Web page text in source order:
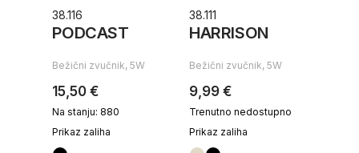
38.116
PODCAST
Bežični zvučnik, 5W
15,50 €
Na stanju: 880
Prikaz zaliha
38.111
HARRISON
Bežični zvučnik, 5W
9,99 €
Trenutno nedostupno
Prikaz zaliha